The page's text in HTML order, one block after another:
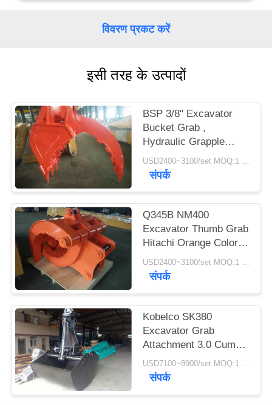
मामलों
साइटमैप
PRIVACY
POLICY
विवरण प्रकट करें
इसी तरह के उत्पादों
BSP 3/8" Excavator
Bucket Grab ,
Hydraulic Grapple
Attachment With
Grating Bucket
USD2400~3100/set MOQ:1 Set
संपर्क
Q345B NM400
Excavator Thumb Grab
Hitachi Orange Color
990 mm Bucket Width USD2400~3100/set MOQ:1 Set
संपर्क
Kobelco SK380
Excavator Grab
Attachment 3.0 Cum
Bucket Capacity Worm
Rotating
USD7100~8900/set MOQ:1 Set
संपर्क